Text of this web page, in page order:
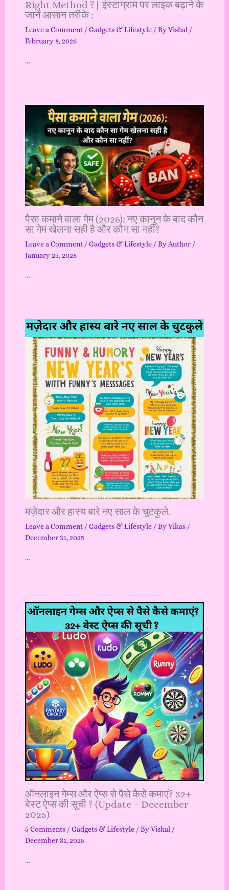
Right Method ?| इंस्टाग्राम पर लाइक बढ़ाने के
जानें आसान तरीके :
Leave a Comment / Gadgets & Lifestyle/ ByVishal /
February 8, 2026
…
पैसा कमाने वाला गेम (2026): नए कानून के बाद कौन
सा गेम खेलना सही है और कौन सा नहीं?
Leave a Comment / Gadgets & Lifestyle/ By Author /
January 25, 2026
…
मज़ेदार और हास्य बारे नए साल के चुटकुले.
Leave a Comment / Gadgets & Lifestyle/ ByVikas /
December 31, 2025
…
ऑनलाइन गेम्स और ऐप्स से पैसे कैसे कमाएं? 32+
बेस्ट ऐप्स की सूची ? (Update – December
2025)
5 Comments / Gadgets & Lifestyle/ ByVishal /
December 31, 2025
…